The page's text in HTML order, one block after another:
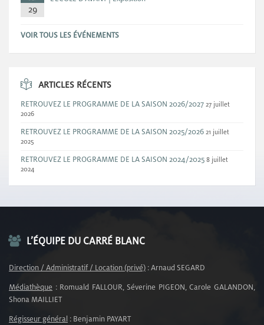
29
VOIR TOUS LES ÉVÉNEMENTS
ARTICLES RÉCENTS
RETROUVEZ LE PROGRAMME DE LA SAISON 2026/2027 27 juillet
2026
RETROUVEZ LE PROGRAMME DE LA SAISON 2025/2026 21 juillet
2025
RETROUVEZ LE PROGRAMME DE LA SAISON 2024/2025 8 juillet
2024
L’ÉQUIPE DU CARRÉ BLANC
Direction / Administratif / Location (privé) : Arnaud SEGARD
Médiathèque : Romuald FALLOUR, Séverine PIGEON, Carole GALANDON,
Shona MAILLIET
Régisseur général : Benjamin PAYART